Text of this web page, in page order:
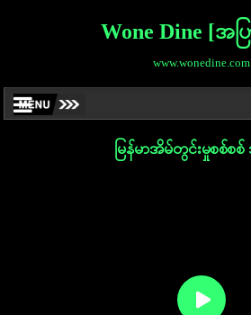
Wone Dine [အပ
www.wonedine.com
မြန်မာအိမ်တွင်းမှုစစ်စ